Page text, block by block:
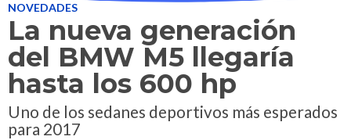
NOVEDADES
La nueva generación
del BMW M5 llegaría
hasta los 600 hp
Uno de los sedanes deportivos más esperados
para 2017